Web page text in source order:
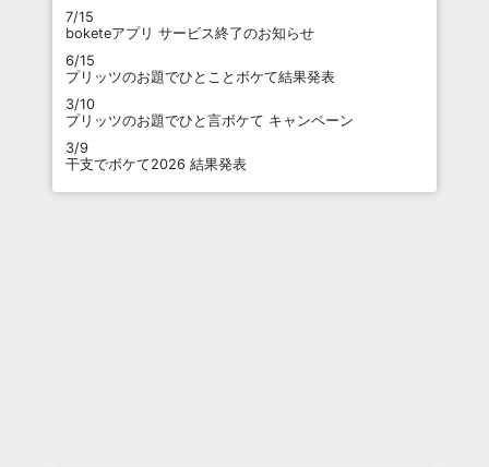
7/15
boketeアプリ サービス終了のお知らせ
6/15
プリッツのお題でひとことボケて結果発表
3/10
プリッツのお題でひと言ボケて キャンペーン
3/9
干支でボケて2026 結果発表